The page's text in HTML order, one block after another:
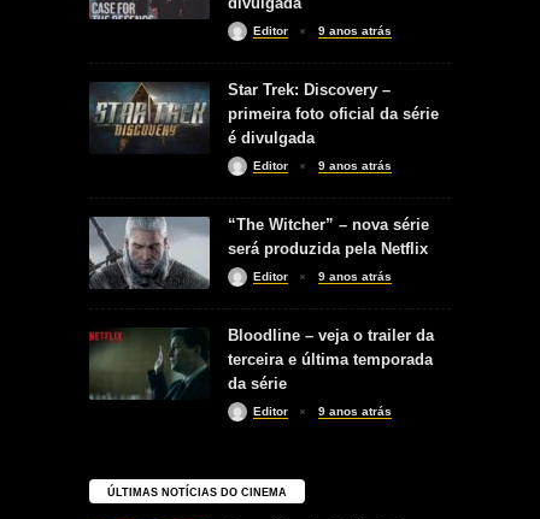
Editor 9 anos atrás
Star Trek: Discovery –
primeira foto oficial da série
é divulgada
Editor 9 anos atrás
“The Witcher” – nova série
será produzida pela Netflix
Editor 9 anos atrás
Bloodline – veja o trailer da
terceira e última temporada
da série
Editor 9 anos atrás
ÚLTIMAS NOTÍCIAS DO CINEMA